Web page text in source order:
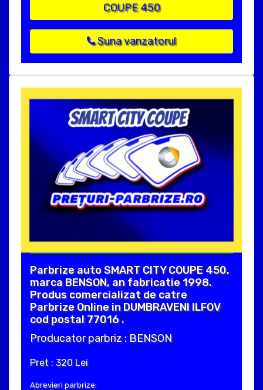
COUPE 450
Suna vanzatorul
Parbrize auto SMART CITY COUPE 450,
marca BENSON, an fabricatie 1998.
Produs comercializat de catre
Parbrize Online in DUMBRAVENI ILFOV
cod postal 77016 .
Producator parbriz : BENSON
Pret : 320 Lei
Abrevieri parbrize: